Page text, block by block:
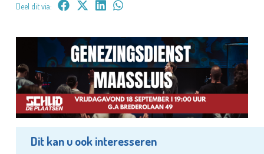
Deel dit via:
Dit kan u ook interesseren